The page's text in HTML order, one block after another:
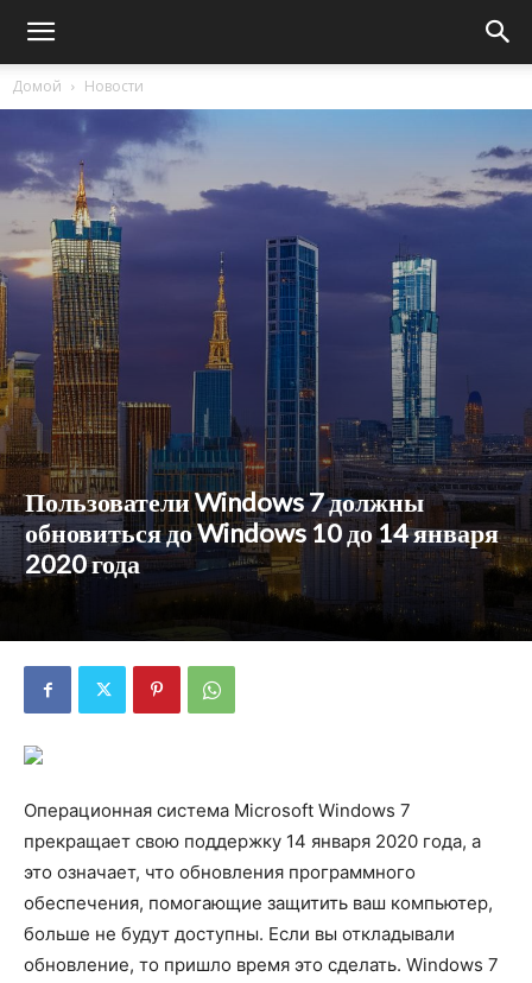
Домой Новости
Пользователи Windows 7 должны
обновиться до Windows 10 до 14 января
2020 года
Операционная система Microsoft Windows 7
прекращает свою поддержку 14 января 2020 года, а
это означает, что обновления программного
обеспечения, помогающие защитить ваш компьютер,
больше не будут доступны. Если вы откладывали
обновление, то пришло время это сделать. Windows 7